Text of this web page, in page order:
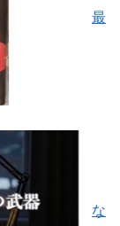
最
な